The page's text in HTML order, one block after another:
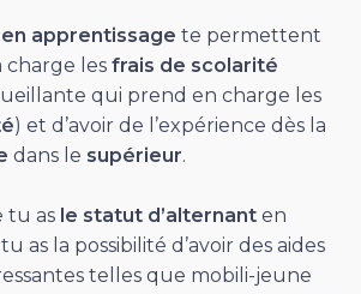
apprentissage te permettent
charge les frais de scolarité
qui prend en charge les
) et d’avoir de l’expérience dès la
dans le supérieur.
tu as le statut d’alternant en
tu as la possibilité d’avoir des aides
telles que mobili-jeune